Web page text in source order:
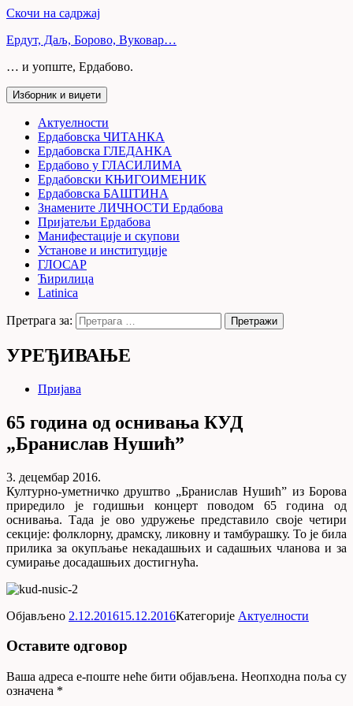
Скочи на садржај
Ердут, Даљ, Борово, Вуковар…
… и уопште, Ердабово.
Изборник и виџети
Актуелности
Ердабовска ЧИТАНКА
Ердабовска ГЛЕДАНКА
Ердабово у ГЛАСИЛИМА
Ердабовски КЊИГОИМЕНИК
Ердабовска БАШТИНА
Знамените ЛИЧНОСТИ Ердабова
Пријатељи Ердабова
Манифестације и скупови
Установе и институције
ГЛОСАР
Ћирилица
Latinica
Претрага за:
УРЕЂИВАЊЕ
Пријава
65 година од оснивaња КУД
„Бранислав Нушић”
3. децембар 2016.
Културно-уметничко друштво „Бранислав Нушић” из Борова
приредило је годишњи концерт поводом 65 година од
оснивaња. Тада је ово удружење представило своје четири
секције: фолклорну, драмску, ликовну и тамбурашку. То је била
прилика за окупљање некадашњих и садашњих чланова и за
сумирање досадашњих достигнућа.
Објављено 2.12.201615.12.2016Категорије Актуелности
Оставите одговор
Ваша адреса е-поште неће бити објављена. Неопходна поља су
означена *